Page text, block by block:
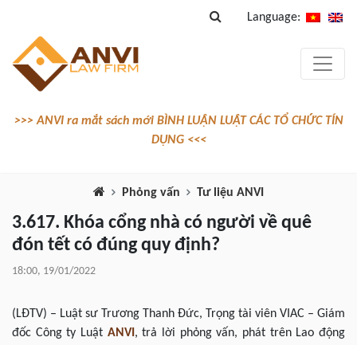
Language:
>>> ANVI ra mắt sách mới BÌNH LUẬN LUẬT CÁC TỔ CHỨC TÍN
DỤNG <<<
Phỏng vấn Tư liệu ANVI
3.617. Khóa cổng nhà có người về quê
đón tết có đúng quy định?
18:00, 19/01/2022
(LĐTV) – Luật sư Trương Thanh Đức, Trọng tài viên VIAC – Giám
đốc Công ty Luật ANVI , trả lời phỏng vấn, phát trên Lao động